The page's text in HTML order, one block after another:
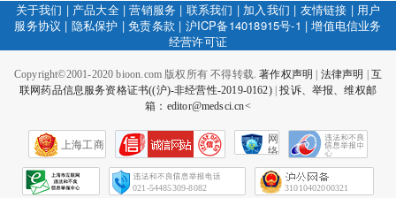
关于我们 | 产品大全|营销服务 | 联系我们 | 加入我们 | 友情链接 | 用户
服务协议 | 隐私保护 |免责条款 | 沪ICP备14018915号-1 |增值电信业务
经营许可证
Copyright©2001-2020 bioon.com 版权所有 不得转载.著作权声明 法律声明
互
联网药品信息服务资格证书((沪)-非经营性-2019-0162)|投诉、举报、维权邮
箱：editor@medsci.cn<
上海工商
网
络
会
征
021-54485309-8082 31010402000321